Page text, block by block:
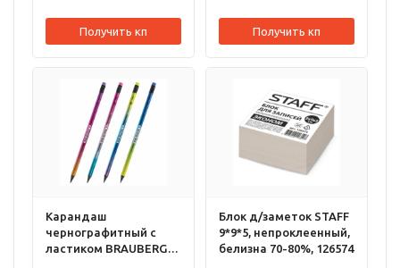
Получить кп Получить кп
Карандаш
чернографитный с
ластиком BRAUBERG
Блок д/заметок STAFF
9*9*5, непроклеенный,
белизна 70-80%, 126574